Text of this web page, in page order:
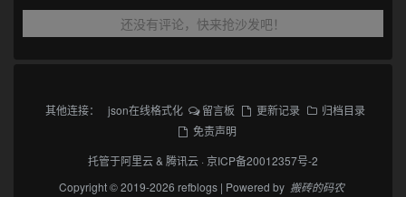
还没有评论，快来抢沙发吧！
其他连接： json在线格式化 留言板 更新记录
归档目录
免责声明
托管于阿里云& 腾讯云 ·京ICP备20012357号-2
Copyright © 2019-2026 refblogs | Powered by 搬砖的码农